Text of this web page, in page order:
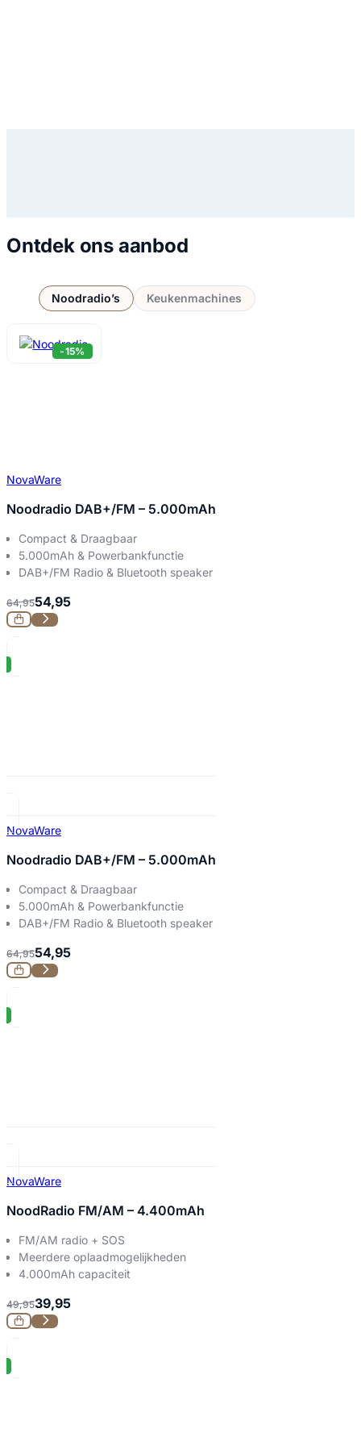
Ontdek ons aanbod
Noodradio’s Keukenmachines
-15%
NovaWare
Noodradio DAB+/FM – 5.000mAh
Compact & Draagbaar
5.000mAh & Powerbankfunctie
DAB+/FM Radio & Bluetooth speaker
64,9554,95
NovaWare
Noodradio DAB+/FM – 5.000mAh
Compact & Draagbaar
5.000mAh & Powerbankfunctie
DAB+/FM Radio & Bluetooth speaker
64,9554,95
NovaWare
NoodRadio FM/AM – 4.400mAh
FM/AM radio + SOS
Meerdere oplaadmogelijkheden
4.000mAh capaciteit
49,9539,95